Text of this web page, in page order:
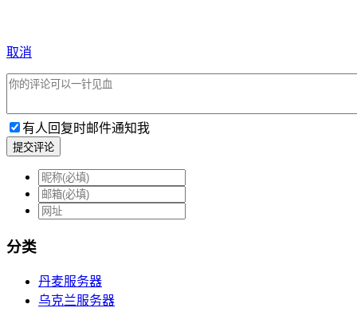
取消
有人回复时邮件通知我
提交评论
分类
丹麦服务器
乌克兰服务器